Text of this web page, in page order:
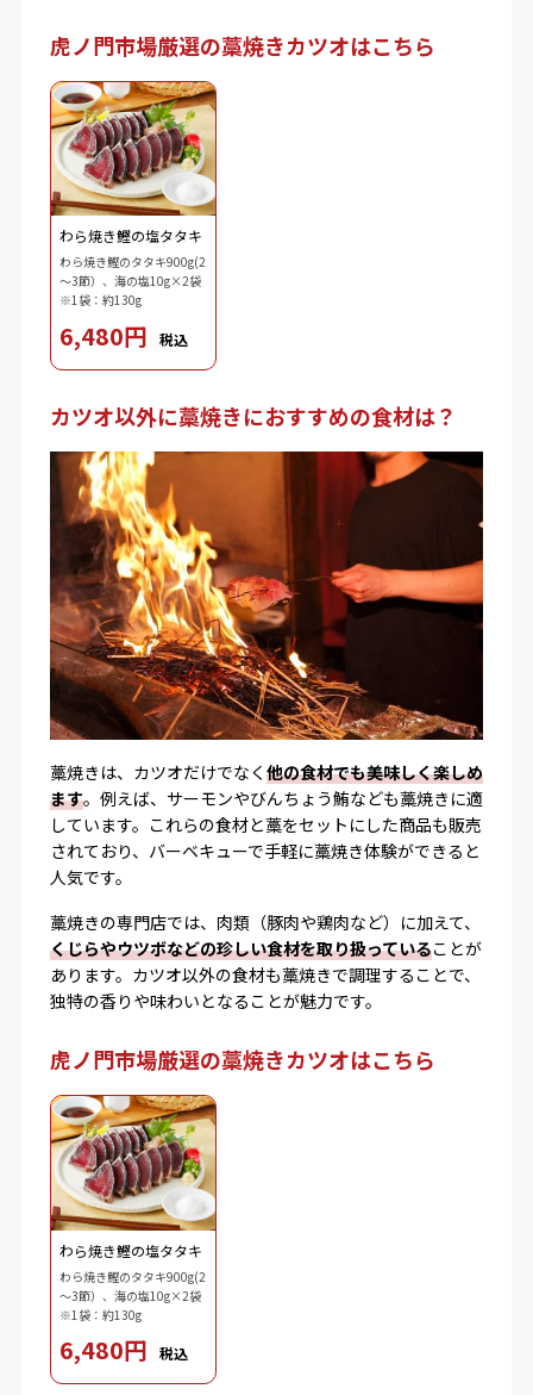
虎ノ門市場厳選の藁焼きカツオはこちら
わら焼き鰹の塩タタキ
わら焼き鰹のタタキ900g(2
～3節）、海の塩10g×2袋
※1袋：約130g
6,480円 税込
カツオ以外に藁焼きにおすすめの食材は？
藁焼きは、カツオだけでなく 他の食材でも美味しく楽しめ
ます。例えば、サーモンやびんちょう鮪なども藁焼きに適
しています。これらの食材と藁をセットにした商品も販売
されており、バーベキューで手軽に藁焼き体験ができると
人気です。
藁焼きの専門店では、肉類（豚肉や鶏肉など）に加えて、
くじらやウツボなどの珍しい食材を取り扱っていることが
あります。カツオ以外の食材も藁焼きで調理することで、
独特の香りや味わいとなることが魅力です。
虎ノ門市場厳選の藁焼きカツオはこちら
わら焼き鰹の塩タタキ
わら焼き鰹のタタキ900g(2
～3節）、海の塩10g×2袋
※1袋：約130g
6,480円 税込